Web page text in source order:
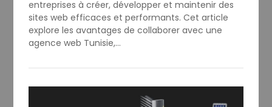
entreprises à créer, développer et maintenir des
sites web efficaces et performants. Cet article
explore les avantages de collaborer avec une
agence web Tunisie,…